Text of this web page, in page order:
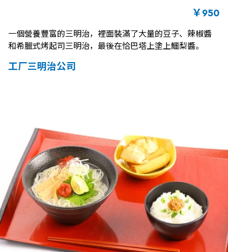
￥950
一個營養豐富的三明治，裡面裝滿了大量的豆子、辣椒醬
和希臘式烤起司三明治，最後在恰巴塔上塗上鱷梨醬。
工厂三明治公司